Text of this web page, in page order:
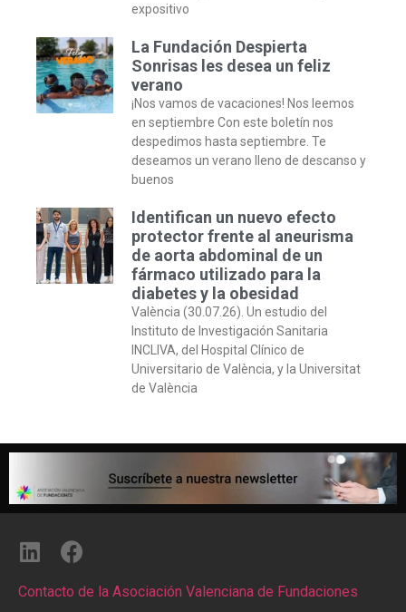
expositivo
La Fundación Despierta
Sonrisas les desea un feliz
verano
¡Nos vamos de vacaciones! Nos leemos
en septiembre Con este boletín nos
despedimos hasta septiembre. Te
deseamos un verano lleno de descanso y
buenos
Identifican un nuevo efecto
protector frente al aneurisma
de aorta abdominal de un
fármaco utilizado para la
diabetes y la obesidad
València (30.07.26). Un estudio del
Instituto de Investigación Sanitaria
INCLIVA, del Hospital Clínico de
Universitario de València, y la Universitat
de València
Contacto de la Asociación Valenciana de Fundaciones